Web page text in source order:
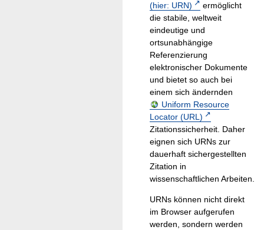
(hier: URN)
ermöglicht
die stabile, weltweit
eindeutige und
ortsunabhängige
Referenzierung
elektronischer Dokumente
und bietet so auch bei
einem sich ändernden
Uniform Resource
Locator (URL)
Zitationssicherheit. Daher
eignen sich URNs zur
dauerhaft sichergestellten
Zitation in
wissenschaftlichen Arbeiten.
URNs können nicht direkt
im Browser aufgerufen
werden, sondern werden